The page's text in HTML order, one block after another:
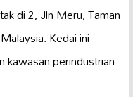
di 2, Jln Meru, Taman
Kedai ini
kawasan perindustrian